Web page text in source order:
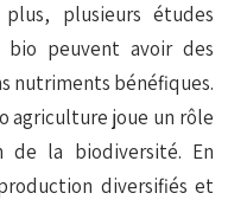
plusieurs études
peuvent avoir des
nutriments bénéfiques.
agriculture joue un rôle
de la biodiversité. En
diversifiés et